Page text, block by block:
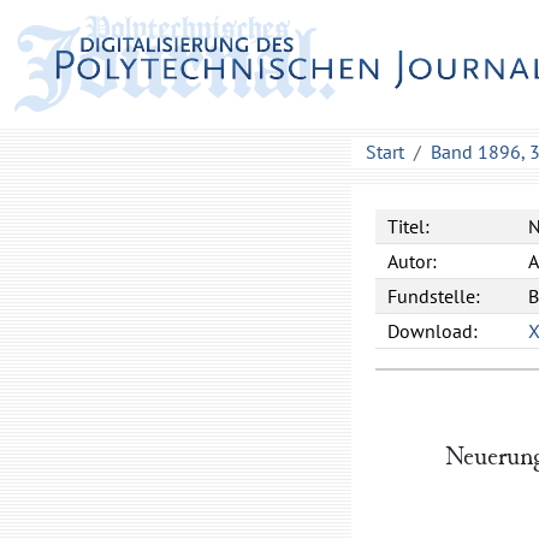
Start Band 1896,
Titel:
Autor:
Fundstelle:
Download: